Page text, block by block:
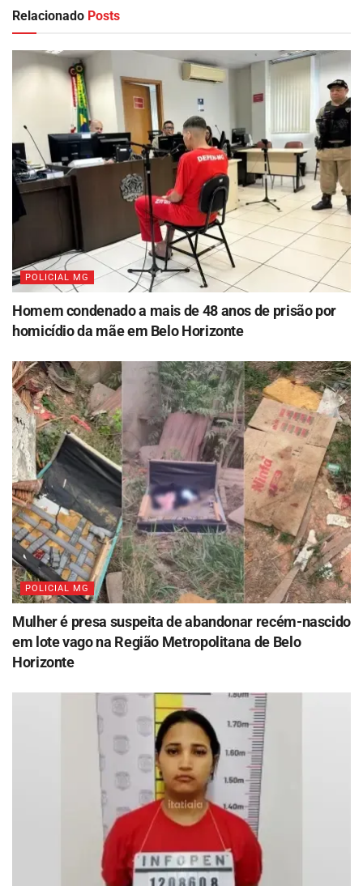
Relacionado Posts
POLICIAL MG
Homem condenado a mais de 48 anos de prisão por
homicídio da mãe em Belo Horizonte
POLICIAL MG
Mulher é presa suspeita de abandonar recém-nascido
em lote vago na Região Metropolitana de Belo
Horizonte